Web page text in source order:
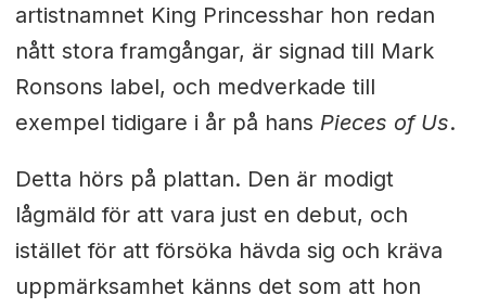
artistnamnet King Princesshar hon redan
nått stora framgångar, är signad till Mark
Ronsons label, och medverkade till
exempel tidigare i år på hans Pieces of Us.
Detta hörs på plattan. Den är modigt
lågmäld för att vara just en debut, och
istället för att försöka hävda sig och kräva
uppmärksamhet känns det som att hon